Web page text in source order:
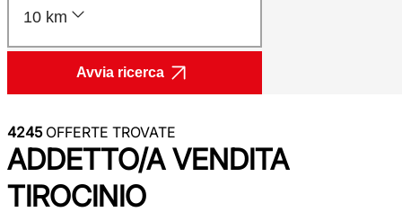
10 km
Avvia ricerca
4245OFFERTE TROVATE
ADDETTO/A VENDITA
TIROCINIO